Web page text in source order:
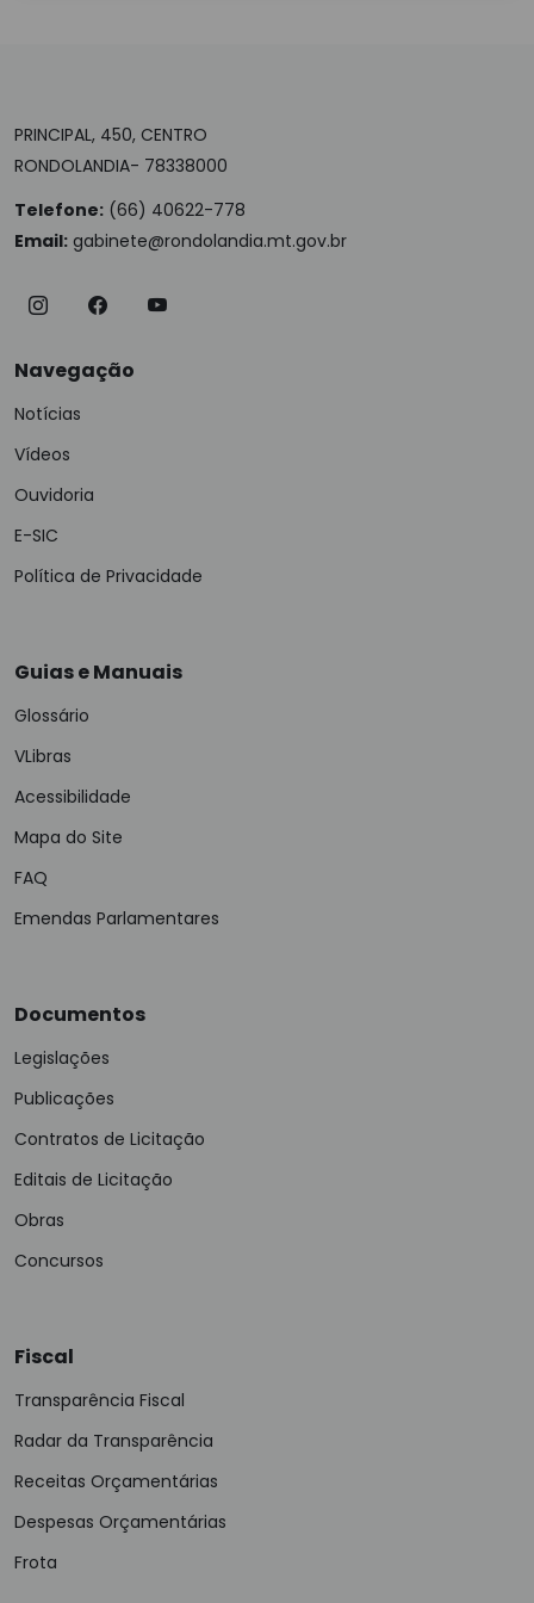
PRINCIPAL, 450, CENTRO
RONDOLANDIA- 78338000
Telefone: (66) 40622-778
Email: gabinete@rondolandia.mt.gov.br
Navegação
Notícias
Vídeos
Ouvidoria
E-SIC
Política de Privacidade
Guias e Manuais
Glossário
VLibras
Acessibilidade
Mapa do Site
FAQ
Emendas Parlamentares
Documentos
Legislações
Publicações
Contratos de Licitação
Editais de Licitação
Obras
Concursos
Fiscal
Transparência Fiscal
Radar da Transparência
Receitas Orçamentárias
Despesas Orçamentárias
Frota